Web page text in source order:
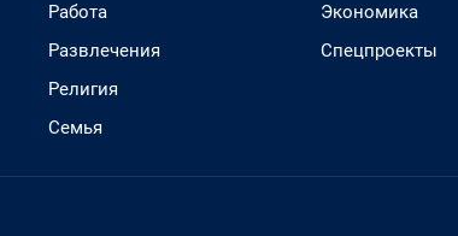
Работа
Развлечения
Религия
Семья
Экономика
Спецпроекты